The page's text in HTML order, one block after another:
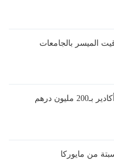
الميسر بالجامعات
درهم
من مايوركا